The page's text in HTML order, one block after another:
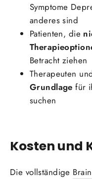
Symptome
anderes sind
Patienten, die
Betracht ziehen
Therapeuten
Grundlage für
suchen
Kosten und
Die vollständige